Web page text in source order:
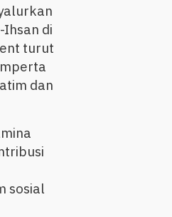
di
turut
dan
sosial